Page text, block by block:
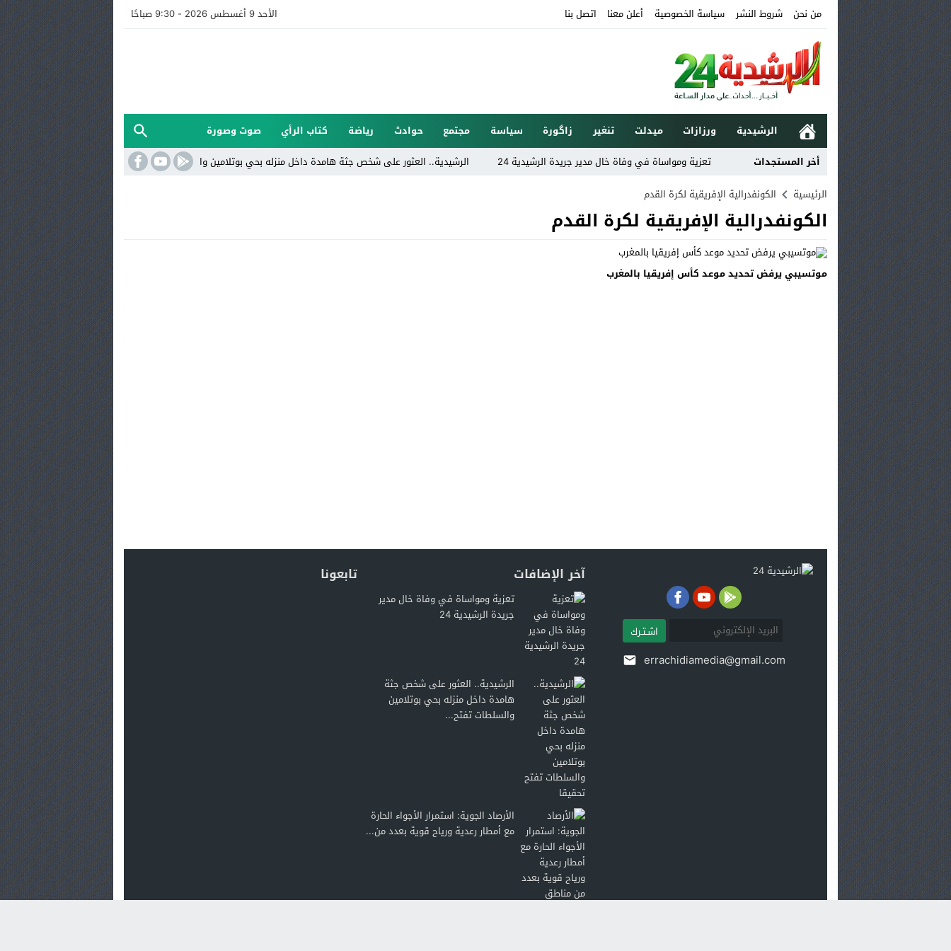
من نحن شروط النشر سياسة الخصوصية أعلن معنا اتصل بنا الأحد 9 أغسطس 2026 - 9:30 صباحًا
الرشيدية ورزازات ميدلت تنغير زاگورة سياسة مجتمع حوادث رياضة كتاب الرأي
صوت وصورة
أخر المستجدات
تعزية ومواساة في وفاة خال مدير جريدة الرشيدية 24 الرشيدية.. العثور على شخص جثة هامدة داخل منزله بحي بوتلامين والسلطات تفتح تحقيقا
الأرصاد الجوية: استمرار
الرئيسية
الكونفدرالية الإفريقية لكرة القدم
الكونفدرالية الإفريقية لكرة القدم
موتسيبي يرفض تحديد موعد كأس إفريقيا بالمغرب
اشـتـرك
errachidiamedia@gmail.com
آخر الإضافات
تعزية ومواساة في وفاة خال مدير
جريدة الرشيدية 24
الرشيدية.. العثور على شخص جثة
هامدة داخل منزله بحي بوتلامين
والسلطات تفتح...
الأرصاد الجوية: استمرار الأجواء الحارة
مع أمطار رعدية ورياح قوية بعدد من...
تابعونا